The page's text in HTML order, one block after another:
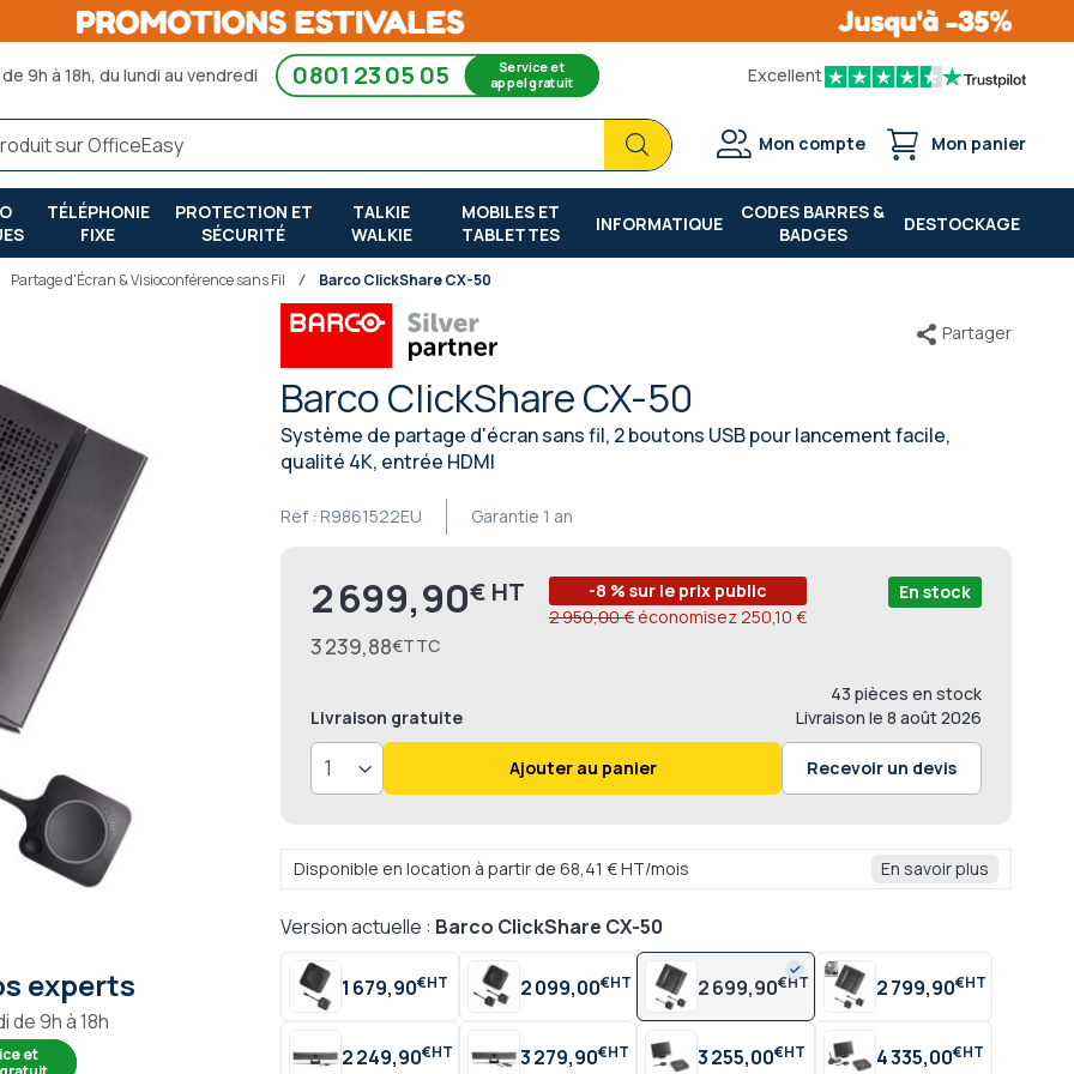
9h à 18h, du lundi au vendredi 0801 23 05 05 Service et
appel gratuit Excellent
Chercher
Chercher
Mon compte Mon panier
TÉLÉPHONIE
FIXE
PROTECTION ET
SÉCURITÉ
TALKIE
WALKIE
MOBILES ET
TABLETTES
INFORMATIQUE
CODES BARRES &
BADGES
DESTOCKAGE
Partage d'Écran & Visioconférence sans Fil Barco ClickShare CX-50
Barco ClickShare CX-50
Système de partage d'écran sans fil, 2 boutons USB pour lancement facile,
qualité 4K, entrée HDMI
Garantie 1 an
Ref : R9861522EU
Partager
Prix
2 699,90€
3 239,88€
-8 % sur le prix public
2 950,00 € économisez250,10 €
43 pièces en stock
En stock
Livraison le 8 août 2026
Livraison gratuite
Ajouter au panier Recevoir un devis
Disponible en location à partir de 68,41 € HT/mois En savoir plus
Version actuelle : Barco ClickShare CX-50
1 679,90€ 2 099,00€ 2 699,90€ 2 799,90€
2 249,90€ 3 279,90€ 3 255,00€ 4 335,00€
experts
de 9h à 18h
et